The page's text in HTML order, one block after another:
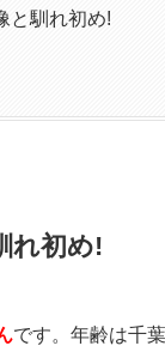
と馴れ初め!
れ初め!
です。年齢は千